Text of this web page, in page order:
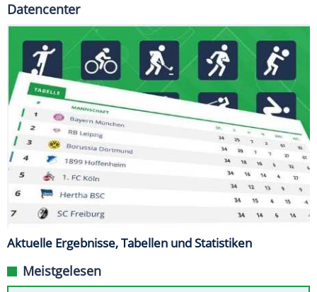
Datencenter
Aktuelle Ergebnisse, Tabellen und Statistiken
Meistgelesen